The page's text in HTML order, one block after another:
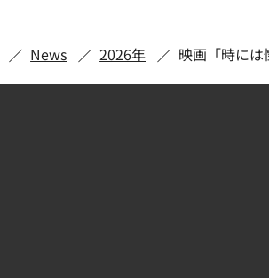
News 2026年 映画「時には